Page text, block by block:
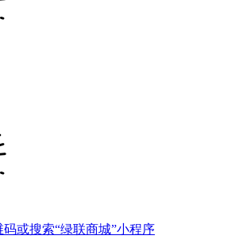
或搜索“绿联商城”小程序